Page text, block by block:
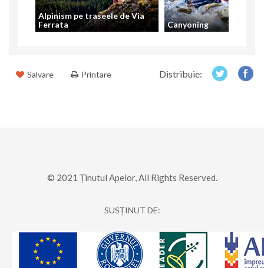
Alpinism pe traseele de Via
Ferrata
Canyoning
Salvare Printare Distribuie:
© 2021 Ținutul Apelor, All Rights Reserved.
SUSȚINUT DE: